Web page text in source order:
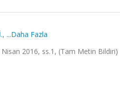
, ...Daha Fazla
2016, ss.1, (Tam Metin Bildiri)